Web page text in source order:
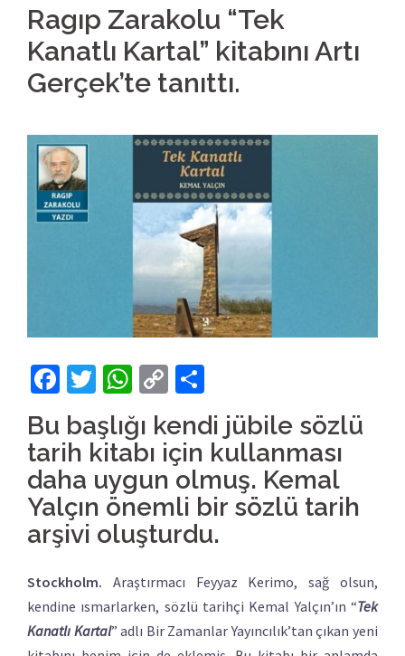
Ragıp Zarakolu “Tek
Kanatlı Kartal” kitabını Artı
Gerçek’te tanıttı.
Facebook
Twitter
WhatsApp
Copy
Link
Bu başlığı kendi jübile sözlü
tarih kitabı için kullanması
daha uygun olmuş. Kemal
Yalçın önemli bir sözlü tarih
arşivi oluşturdu.
Stockholm. Araştırmacı Feyyaz Kerimo, sağ olsun,
kendine ısmarlarken, sözlü tarihçi Kemal Yalçın’ın “Tek
Kanatlı Kartal” adlı Bir Zamanlar Yayıncılık’tan çıkan yeni